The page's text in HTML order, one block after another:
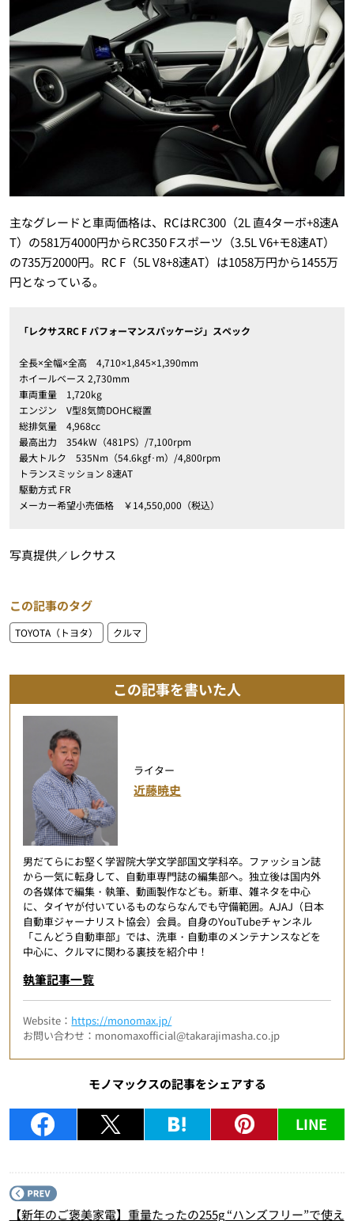
主なグレードと車両価格は、RCはRC300（2L 直4ターボ+8速A
T）の581万4000円からRC350 Fスポーツ（3.5L V6+モ8速AT）
の735万2000円。RC F（5L V8+8速AT）は1058万円から1455万
円となっている。
「レクサスRC F パフォーマンスパッケージ」スペック
全長×全幅×全高 4,710×1,845×1,390mm
ホイールベース 2,730mm
車両重量 1,720kg
エンジン V型8気筒DOHC縦置
総排気量 4,968cc
最高出力 354kW（481PS）/7,100rpm
最大トルク 535Nm（54.6kgf･m）/4,800rpm
トランスミッション 8速AT
駆動方式 FR
メーカー希望小売価格 ￥14,550,000（税込）
写真提供／レクサス
この記事のタグ
TOYOTA（トヨタ） クルマ
この記事を書いた人
ライター
近藤暁史
男だてらにお堅く学習院大学文学部国文学科卒。ファッション誌
から一気に転身して、自動車専門誌の編集部へ。独立後は国内外
の各媒体で編集・執筆、動画製作なども。新車、雑ネタを中心
に、タイヤが付いているものならなんでも守備範囲。AJAJ（日本
自動車ジャーナリスト協会）会員。自身のYouTubeチャンネル
「こんどう自動車部」では、洗車・自動車のメンテナンスなどを
中心に、クルマに関わる裏技を紹介中！
執筆記事一覧
Website： https://monomax.jp/
お問い合わせ：monomaxofficial@takarajimasha.co.jp
モノマックスの記事をシェアする
LINE
【新年のご褒美家電】重量たったの255g “ハンズフリー”で使え